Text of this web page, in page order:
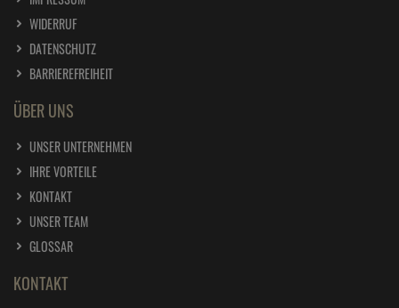
WIDERRUF
DATENSCHUTZ
BARRIEREFREIHEIT
ÜBER UNS
UNSER UNTERNEHMEN
IHRE VORTEILE
KONTAKT
UNSER TEAM
GLOSSAR
KONTAKT